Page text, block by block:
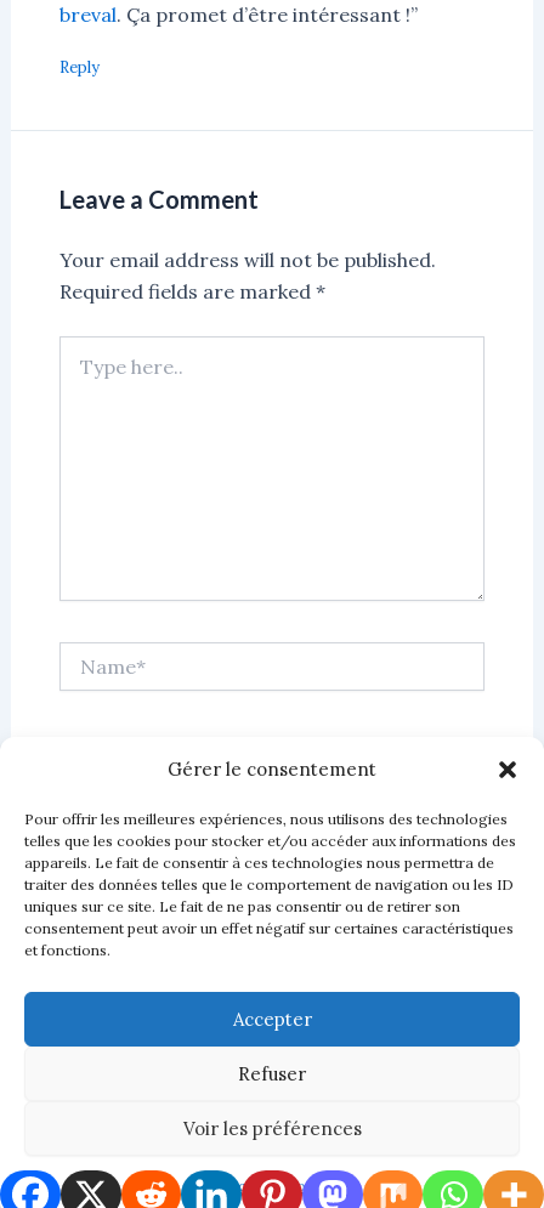
Gérer le consentement
Pour offrir les meilleures expériences, nous utilisons des technologies
telles que les cookies pour stocker et/ou accéder aux informations des
appareils. Le fait de consentir à ces technologies nous permettra de
traiter des données telles que le comportement de navigation ou les ID
uniques sur ce site. Le fait de ne pas consentir ou de retirer son
consentement peut avoir un effet négatif sur certaines caractéristiques
et fonctions.
Accepter
Refuser
Voir les préférences
Politique de cookies
breval. Ça promet d’être intéressant !”
Reply
Leave a Comment
Your email address will not be published.
Required fields are marked *
here..
Website